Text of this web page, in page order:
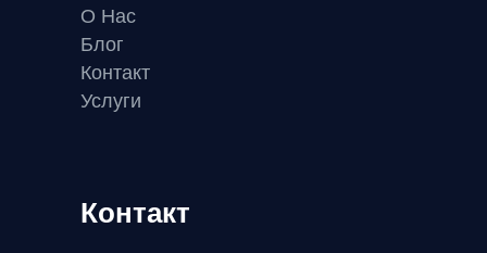
О Нас
Блог
Контакт
Услуги
Контакт